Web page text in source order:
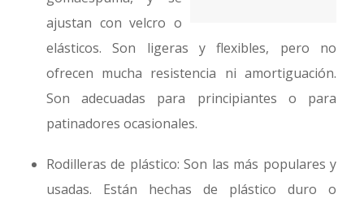
ajustan con velcro o
elásticos. Son ligeras y flexibles, pero no
ofrecen mucha resistencia ni amortiguación.
Son adecuadas para principiantes o para
patinadores ocasionales.
Rodilleras de plástico: Son las más populares y
usadas. Están hechas de plástico duro o